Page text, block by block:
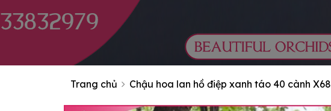
Trang chủ Chậu hoa lan hồ điệp xanh táo 40 cành X68